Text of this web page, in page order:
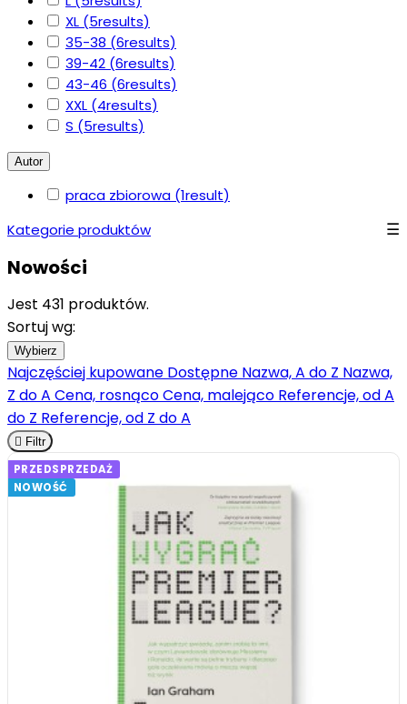
XL (5results)
35-38 (6results)
39-42 (6results)
43-46 (6results)
XXL (4results)
S (5results)
Autor
praca zbiorowa (1result)
Kategorie produktów
Nowości
Jest 431 produktów.
Sortuj wg:
Wybierz
Najczęściej kupowane Dostępne Nazwa, A do Z Nazwa,
Z do A Cena, rosnącoCena, malejąco Referencje, od A
do Z Referencje, od Z do A
 Filtr
PRZEDSPRZEDAŻ
NOWOŚĆ